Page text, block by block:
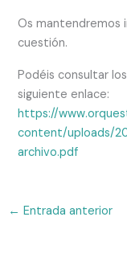
Os mantendremos
cuestión.
Podéis consultar
siguiente enlace:
https://
content/uploads/
archivo.pdf
← Entrada anterior